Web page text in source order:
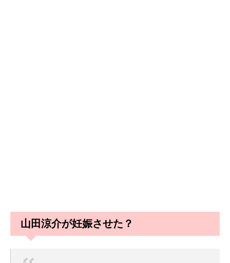
山田涼介が妊娠させた？